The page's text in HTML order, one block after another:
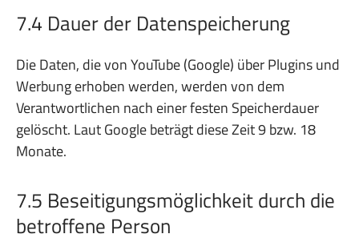
7.4 Dauer der Datenspeicherung
Die Daten, die von YouTube (Google) über Plugins und
Werbung erhoben werden, werden von dem
Verantwortlichen nach einer festen Speicherdauer
gelöscht. Laut Google beträgt diese Zeit 9 bzw. 18
Monate.
7.5 Beseitigungsmöglichkeit durch die
betroffene Person